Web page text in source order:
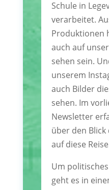
Schule in
verarbeitet.
Produktionen
auch auf
sehen sein.
unserem
auch Bilder
sehen. Im
Newsletter
über den
auf diese
Um
geht es in